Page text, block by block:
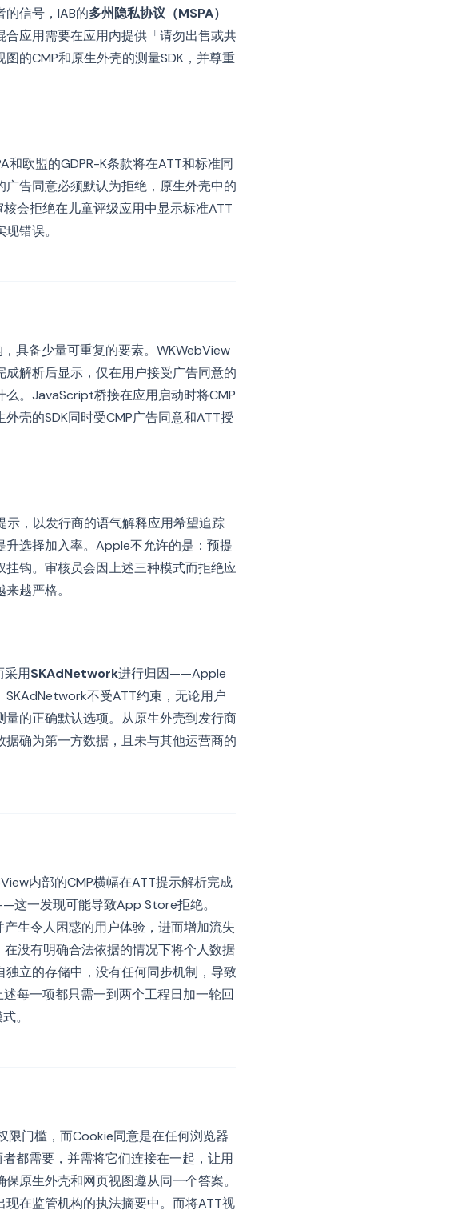
信号，IAB的多州隐私协议（MSPA）
应用需要在应用内提供「请勿出售或共
的CMP和原生外壳的测量SDK，并尊重
欧盟的GDPR-K条款将在ATT和标准同
告同意必须默认为拒绝，原生外壳中的
会拒绝在儿童评级应用中显示标准ATT
错误。
具备少量可重复的要素。WKWebView
解析后显示，仅在用户接受广告同意的
。JavaScript桥接在应用启动时将CMP
壳的SDK同时受CMP广告同意和ATT授
，以发行商的语气解释应用希望追踪
选择加入率。Apple不允许的是：预提
钩。审核员会因上述三种模式而拒绝应
越严格。
采用SKAdNetwork进行归因——Apple
不受ATT约束，无论用户
的正确默认选项。从原生外壳到发行商
确为第一方数据，且未与其他运营商的
内部的CMP横幅在ATT提示解析完成
这一发现可能导致App Store拒绝。
生令人困惑的用户体验，进而增加流失
没有明确合法依据的情况下将个人数据
立的存储中，没有任何同步机制，导致
每一项都只需一到两个工程日加一轮回
。
限门槛，而Cookie同意是在任何浏览器
都需要，并需将它们连接在一起，让用
原生外壳和网页视图遵从同一个答案。
在监管机构的执法摘要中。而将ATT视